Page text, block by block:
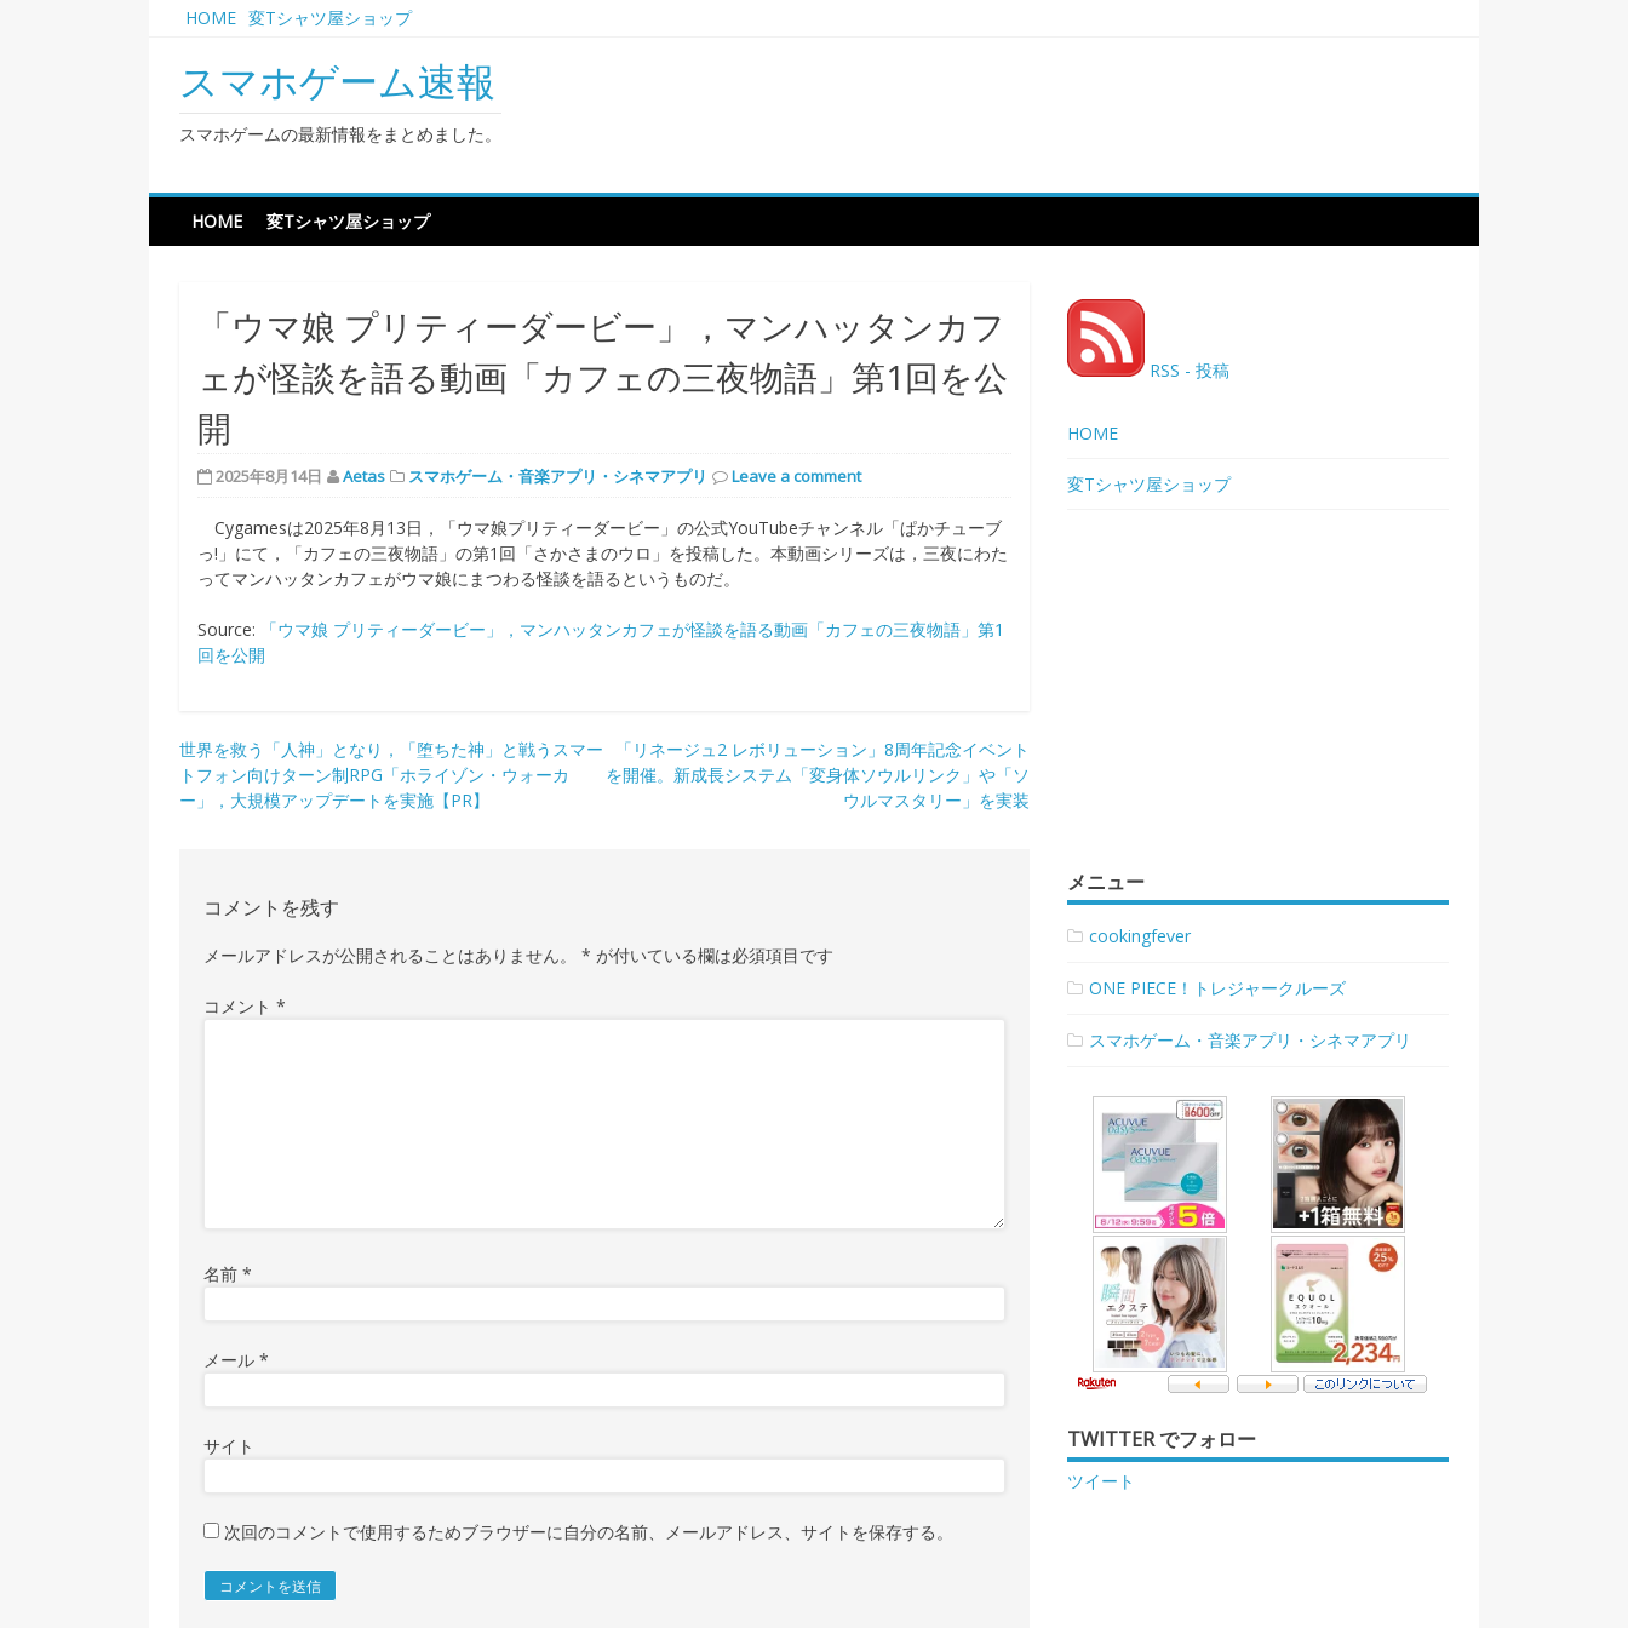
HOME 変Tシャツ屋ショップ
スマホゲーム速報
スマホゲームの最新情報をまとめました。
HOME 変Tシャツ屋ショップ
「ウマ娘 プリティーダービー」，マンハッタンカフ
ェが怪談を語る動画「カフェの三夜物語」第1回を公
開
2025年8月14日 Aetas スマホゲーム・音楽アプリ・シネマアプリ Leave a comment
Cygamesは2025年8月13日，「ウマ娘プリティーダービー」の公式YouTubeチャンネル「ぱかチューブ
っ!」にて，「カフェの三夜物語」の第1回「さかさまのウロ」を投稿した。本動画シリーズは，三夜にわた
ってマンハッタンカフェがウマ娘にまつわる怪談を語るというものだ。
Source:
「ウマ娘 プリティーダービー」，マンハッタンカフェが怪談を語る動画「カフェの三夜物語」第1
回を公開
投
稿
世界を救う「人神」となり，「堕ちた神」と戦うスマー
トフォン向けターン制RPG「ホライゾン・ウォーカ
ー」，大規模アップデートを実施【PR】
「リネージュ2 レボリューション」8周年記念イベント
を開催。新成長システム「変身体ソウルリンク」や「ソ
ウルマスタリー」を実装
コメントを残す
メールアドレスが公開されることはありません。 * が付いている欄は必須項目です
コメント*
名前*
メール*
サイト
次回のコメントで使用するためブラウザーに自分の名前、メールアドレス、サイトを保存する。
RSS - 投稿
HOME
変Tシャツ屋ショップ
メニュー
cookingfever
ONE PIECE！トレジャークルーズ
スマホゲーム・音楽アプリ・シネマアプリ
TWITTER でフォロー
ツイート